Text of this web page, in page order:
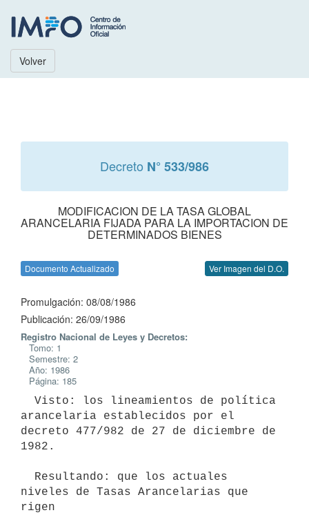
Volver
Decreto N° 533/986
MODIFICACION DE LA TASA GLOBAL
ARANCELARIA FIJADA PARA LA IMPORTACION DE
DETERMINADOS BIENES
Documento Actualizado Ver Imagen del D.O.
Promulgación: 08/08/1986
Publicación: 26/09/1986
Registro Nacional de Leyes y Decretos:
Tomo: 1
Semestre: 2
Año: 1986
Página: 185
arancelaria establecidos por el
decreto 477/982 de 27 de diciembre de
1982.
niveles de Tasas Arancelarias que
rigen